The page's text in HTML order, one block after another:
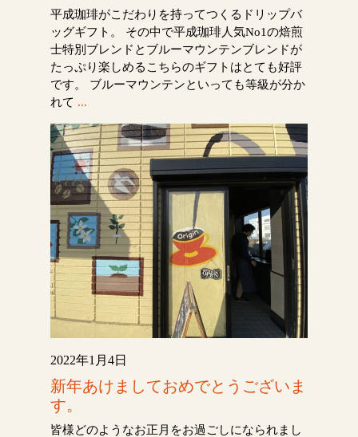
平成珈琲がこだわりを持ってつくるドリップバ
ッグギフト。 その中で平成珈琲人気No1の焙煎
士特別ブレンドとブルーマウンテンブレンドが
たっぷり楽しめるこちらのギフトはとても好評
です。 ブルーマウンテンといっても等級が分か
れて ...
2022年1月4日
新年あけましておめでとうございま
す。
皆様どのようなお正月をお過ごしになられまし